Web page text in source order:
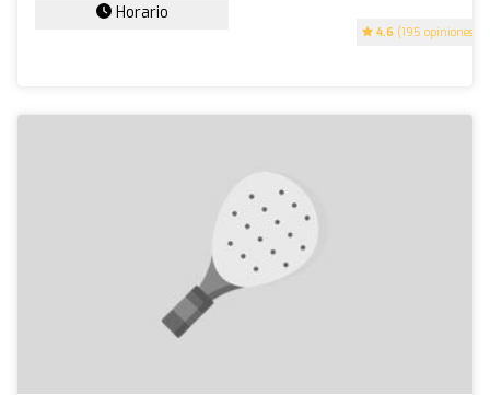
4.6 (195 opiniones)
Horario